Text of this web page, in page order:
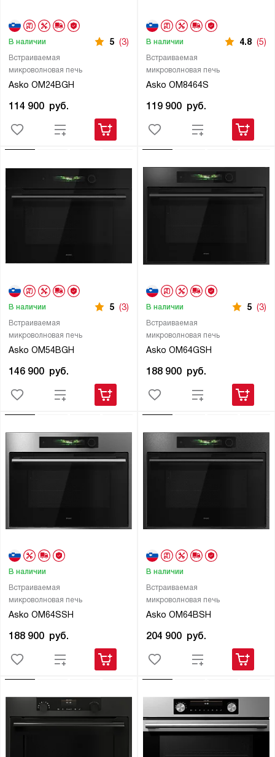
Встраиваемая
микроволновая печь
Asko OM24BGH
В наличии 5 (3)
114 900 руб.
Встраиваемая
микроволновая печь
Asko OM8464S
В наличии 4.8 (5)
119 900 руб.
Встраиваемая
микроволновая печь
Asko OM54BGH
В наличии 5 (3)
146 900 руб.
Встраиваемая
микроволновая печь
Asko OM64GSH
В наличии 5 (3)
188 900 руб.
Встраиваемая
микроволновая печь
Asko OM64SSH
В наличии
188 900 руб.
Встраиваемая
микроволновая печь
Asko OM64BSH
В наличии
204 900 руб.